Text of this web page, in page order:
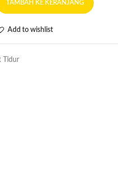
TAMBAH KE KERANJANG
Add to wishlist
Tidur